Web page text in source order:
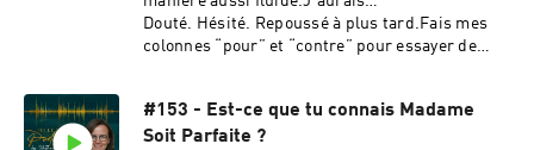
Douté. Hésité. Repoussé à plus tard.Fais mes
colonnes “pour” et “contre” pour essayer de
dynamique que j’utilise pour réussir à faire des
choix a complètement changé. Et c’est ce qui
#153 - Est-ce que tu connais Madame
Soit Parfaite ?